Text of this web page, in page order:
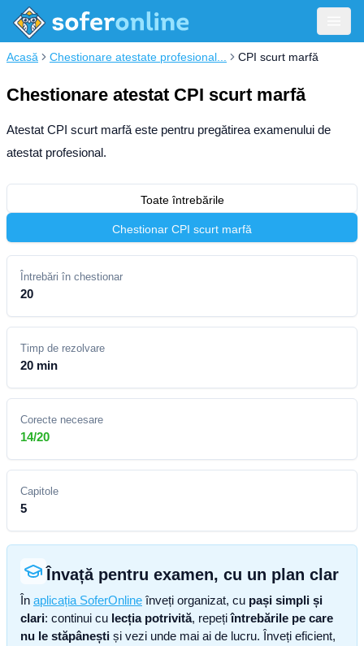
Acasă Chestionare atestate profesional... CPI scurt marfă
Chestionare atestat CPI scurt marfă
Atestat CPI scurt marfă este pentru pregătirea examenului de
atestat profesional.
Toate întrebările
Chestionar CPI scurt marfă
Întrebări în chestionar
20
Timp de rezolvare
20 min
Corecte necesare
14/20
Capitole
5
Învață pentru examen, cu un plan clar
În aplicația SoferOnline înveți organizat, cu pași simpli și
clari: continui cu lecția potrivită, repeți întrebările pe care
nu le stăpânești și vezi unde mai ai de lucru. Înveți eficient,